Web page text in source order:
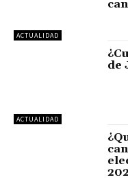
ACTUALIDAD
ACTUALIDAD
de